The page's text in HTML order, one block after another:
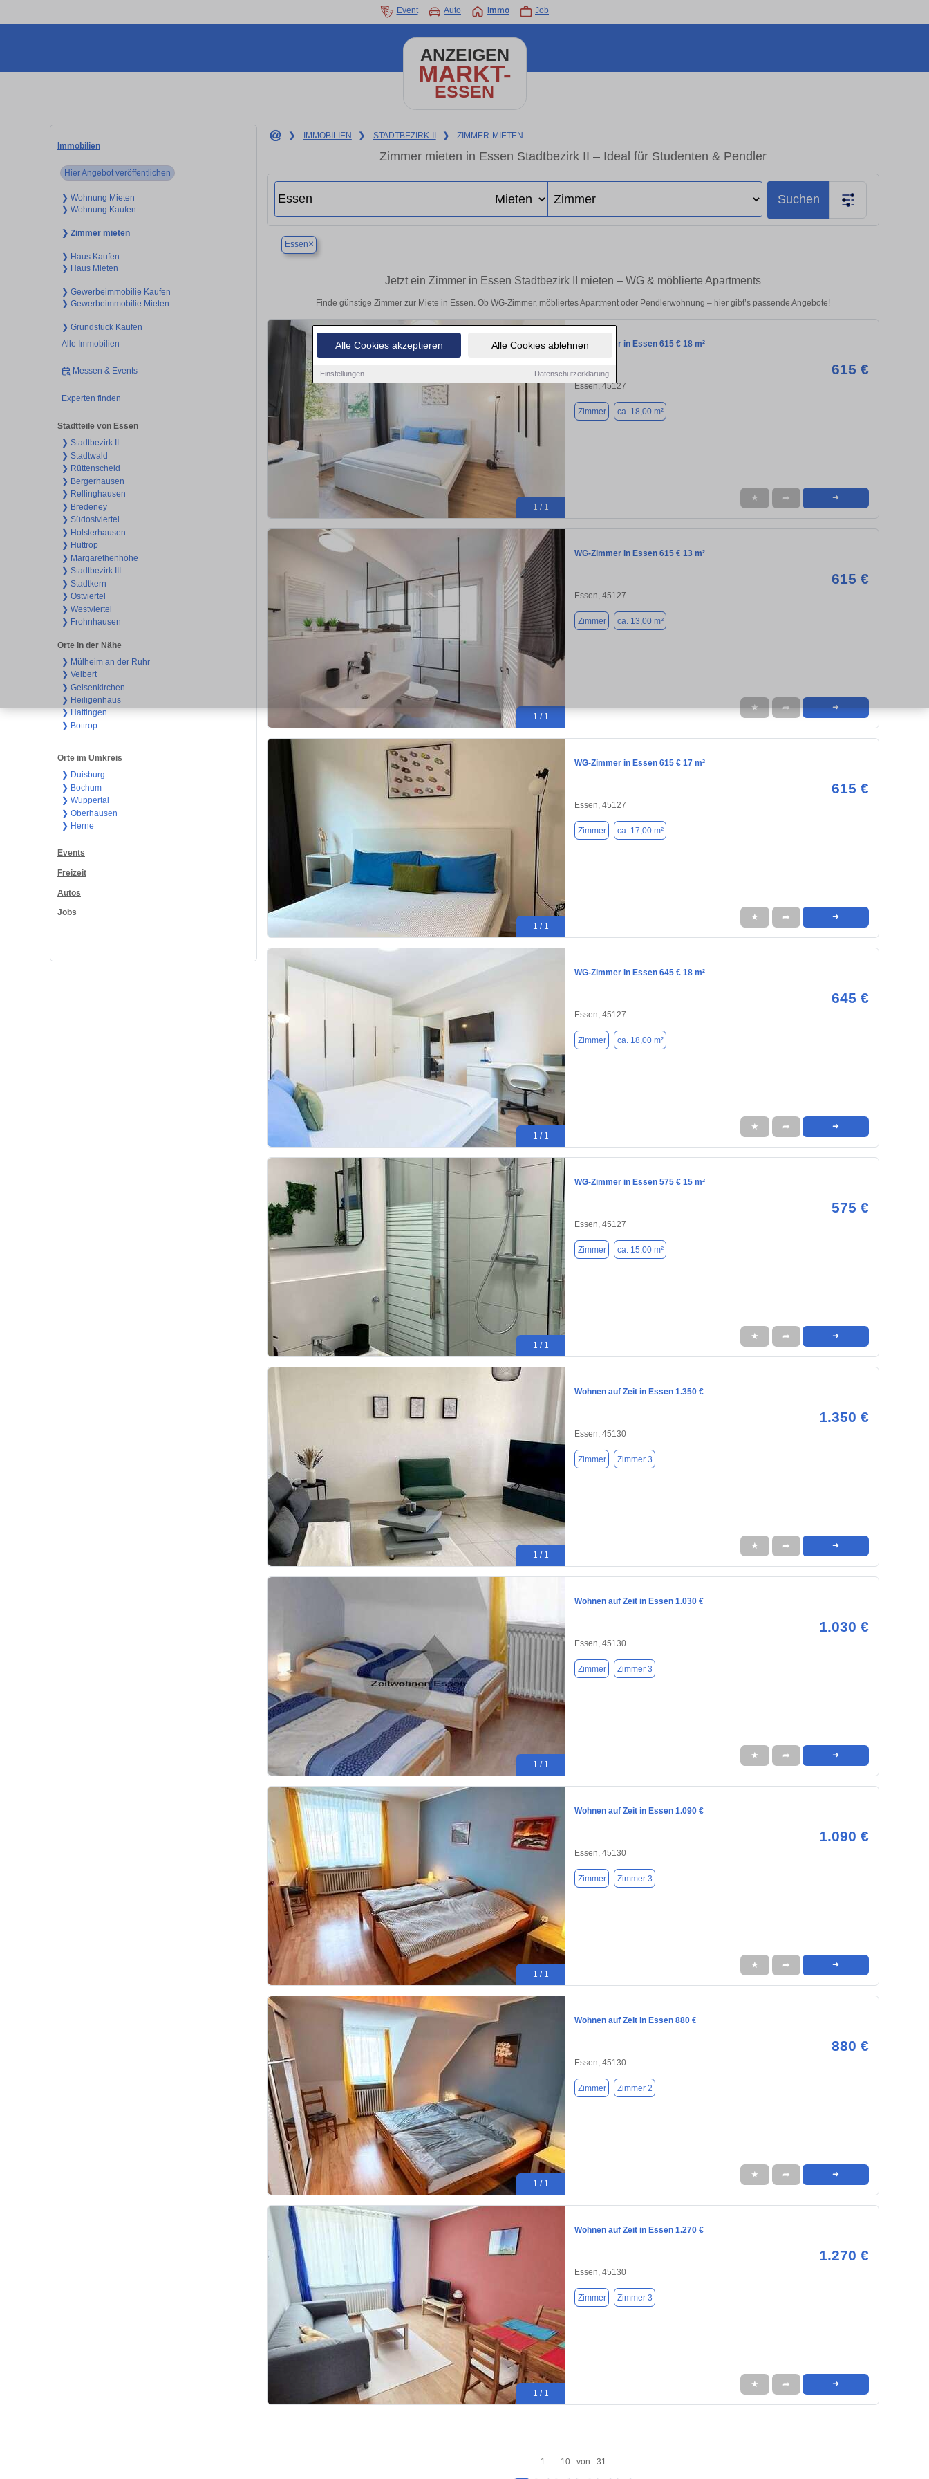
Alle Cookies akzeptieren Alle Cookies ablehnen
Einstellungen Datenschutzerklärung
Event Auto Immo Job
ANZEIGEN
MARKT-
ESSEN
Immobilien
Hier Angebot veröffentlichen
❯ Wohnung Mieten
❯ Wohnung Kaufen
❯ Zimmer mieten
❯ Haus Kaufen
❯ Haus Mieten
❯ Gewerbeimmobilie Kaufen
❯ Gewerbeimmobilie Mieten
❯ Grundstück Kaufen
Alle Immobilien
Messen & Events
Experten finden
Stadtteile von Essen
❯ Stadtbezirk II
❯ Stadtwald
❯ Rüttenscheid
❯ Bergerhausen
❯ Rellinghausen
❯ Bredeney
❯ Südostviertel
❯ Holsterhausen
❯ Huttrop
❯ Margarethenhöhe
❯ Stadtbezirk III
❯ Stadtkern
❯ Ostviertel
❯ Westviertel
❯ Frohnhausen
Orte in der Nähe
❯ Mülheim an der Ruhr
❯ Velbert
❯ Gelsenkirchen
❯ Heiligenhaus
❯ Hattingen
❯ Bottrop
Orte im Umkreis
❯ Duisburg
❯ Bochum
❯ Wuppertal
❯ Oberhausen
❯ Herne
Events
Freizeit
Autos
Jobs
❯ IMMOBILIEN ❯ STADTBEZIRK-II ❯ ZIMMER-MIETEN
Zimmer mieten in Essen Stadtbezirk II – Ideal für Studenten & Pendler
Suchen
Essen×
Jetzt ein Zimmer in Essen Stadtbezirk II mieten – WG & möblierte Apartments
Finde günstige Zimmer zur Miete in Essen. Ob WG-Zimmer, möbliertes Apartment oder Pendlerwohnung – hier gibt’s passende Angebote!
1 / 1
WG-Zimmer in Essen 615 € 18 m²
615 €
Essen, 45127
Zimmer ca. 18,00 m²
★ ➦ ➜
1 / 1
WG-Zimmer in Essen 615 € 13 m²
615 €
Essen, 45127
Zimmer ca. 13,00 m²
★ ➦ ➜
1 / 1
WG-Zimmer in Essen 615 € 17 m²
615 €
Essen, 45127
Zimmer ca. 17,00 m²
★ ➦ ➜
1 / 1
WG-Zimmer in Essen 645 € 18 m²
645 €
Essen, 45127
Zimmer ca. 18,00 m²
★ ➦ ➜
1 / 1
WG-Zimmer in Essen 575 € 15 m²
575 €
Essen, 45127
Zimmer ca. 15,00 m²
★ ➦ ➜
1 / 1
Wohnen auf Zeit in Essen 1.350 €
1.350 €
Essen, 45130
Zimmer Zimmer 3
★ ➦ ➜
1 / 1
Wohnen auf Zeit in Essen 1.030 €
1.030 €
Essen, 45130
Zimmer Zimmer 3
★ ➦ ➜
1 / 1
Wohnen auf Zeit in Essen 1.090 €
1.090 €
Essen, 45130
Zimmer Zimmer 3
★ ➦ ➜
1 / 1
Wohnen auf Zeit in Essen 880 €
880 €
Essen, 45130
Zimmer Zimmer 2
★ ➦ ➜
1 / 1
Wohnen auf Zeit in Essen 1.270 €
1.270 €
Essen, 45130
Zimmer Zimmer 3
★ ➦ ➜
1 - 10 von 31